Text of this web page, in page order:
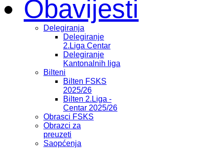
Obavijesti
Delegiranja
Delegiranje
2.Liga Centar
Delegiranje
Kantonalnih liga
Bilteni
Bilten FSKS
2025/26
Bilten 2.Liga -
Centar 2025/26
Obrasci FSKS
Obrazci za
preuzeti
Saopćenja